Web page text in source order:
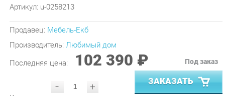
Производитель:Любимый дом
Последняя цена: 102 390 ₽
- ЗАКАЗАТЬ
УТОЧНИТЬ НАЛИЧИЕ